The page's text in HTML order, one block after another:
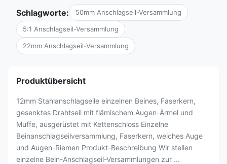
Schlagworte: 50mm Anschlagseil-Versammlung
5:1 Anschlagseil-Versammlung
22mm Anschlagseil-Versammlung
Produktübersicht
12mm Stahlanschlagseile einzelnen Beines, Faserkern,
gesenktes Drahtseil mit flämischem Augen-Ärmel und
Muffe, ausgerüstet mit Kettenschloss Einzelne
Beinanschlagseilversammlung, Faserkern, weiches Auge
und Augen-Riemen Produkt-Beschreibung Wir stellen
einzelne Bein-Anschlagseil-Versammlungen zur ...